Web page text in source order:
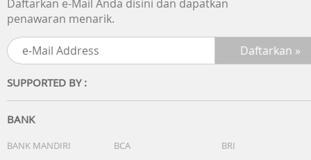
- PFOA Free (logo)
Produk aman digunakan dan bebas dari bahan kimia
berbahaya
- Safety and Sanitery
Aman dan bersih untuk digunakan.
Sangat mudah dibersihkan.
Daftarkan e-Mail Anda disini dan dapatkan
penawaran menarik.
SUPPORTED BY :
BANK
BANK MANDIRI BCA
BRI